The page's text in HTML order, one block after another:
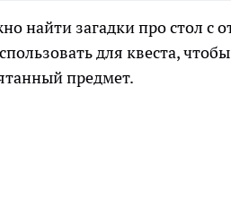
найти загадки про стол с
для квеста,
предмет.